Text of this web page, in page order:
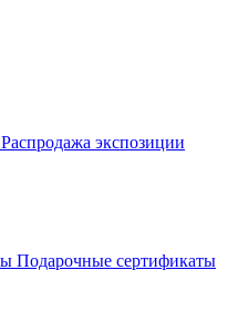
Распродажа экспозиции
Подарочные сертификаты